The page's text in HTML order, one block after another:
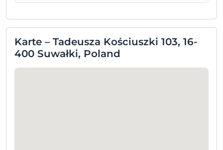
Karte – Tadeusza Kościuszki 103, 16-
400 Suwałki, Poland